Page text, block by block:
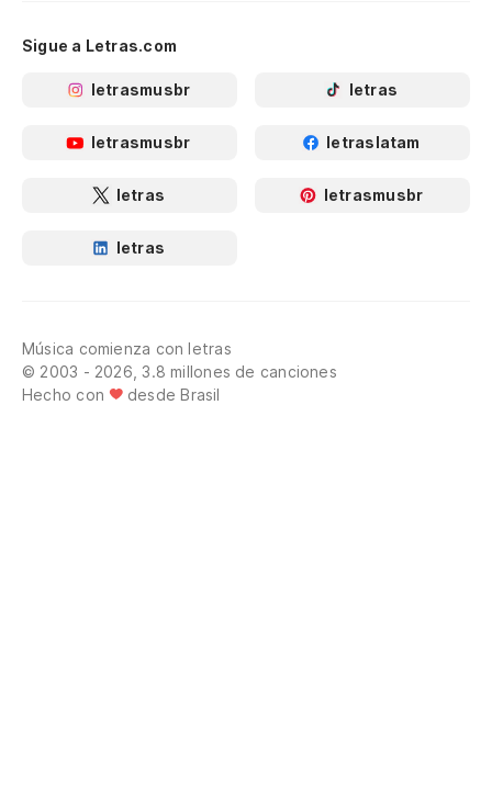
Sigue a Letras.com
letrasmusbr letras
letrasmusbr letraslatam
letras letrasmusbr
letras
Música comienza con letras
© 2003 - 2026, 3.8 millones de canciones
Hecho con
desde Brasil